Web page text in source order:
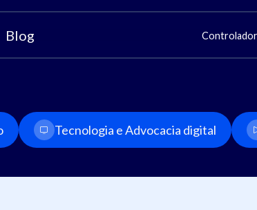
Blog
Tecnologia e Advocacia digital